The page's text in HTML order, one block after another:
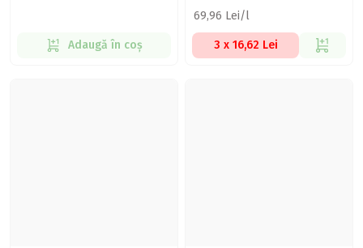
Adaugă în coș
69,96 Lei/l
3 x 16,62 Lei